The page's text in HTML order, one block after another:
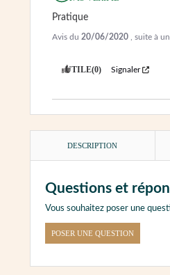
Pratique
Avis du 20/06/2020 , suite à
UTILE(0) Signaler
DESCRIPTION
Questions et
Vous souhaitez poser une
POSER UNE QUESTION